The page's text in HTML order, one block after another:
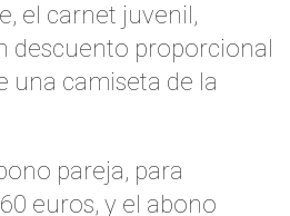
el carnet juvenil,
descuento proporcional
una camiseta de la
pareja, para
euros, y el abono